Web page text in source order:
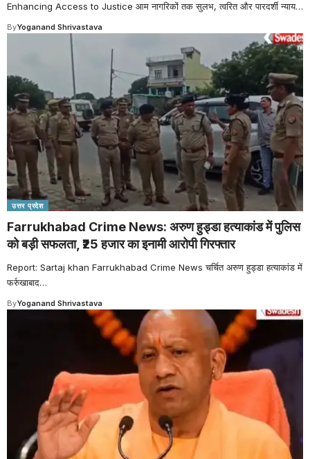
Enhancing Access to Justice आम नागरिकों तक सुलभ, त्वरित और पारदर्शी न्याय…
ByYoganand Shrivastava
उत्तर प्रदेश
Farrukhabad Crime News: अरुण हुड्डा हत्याकांड में पुलिस
को बड़ी सफलता, ₹25 हजार का इनामी आरोपी गिरफ्तार
Report: Sartaj khan Farrukhabad Crime News चर्चित अरुण हुड्डा हत्याकांड में
फर्रुखाबाद…
ByYoganand Shrivastava